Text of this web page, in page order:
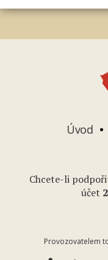
Úvod
Chcete-li
účet 2
Provozovatelem